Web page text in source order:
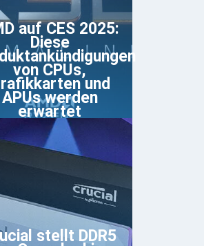
auf CES 2025:
Diese
von CPUs,
und
APUs werden
erwartet
stellt DDR5